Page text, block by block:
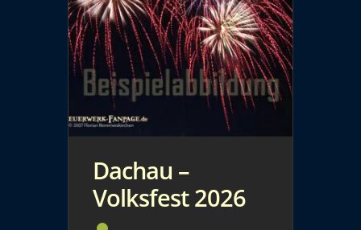
Dachau –
Volksfest 2026